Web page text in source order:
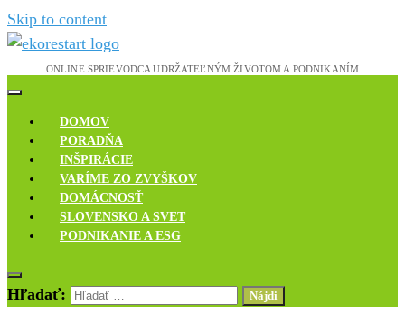
Skip to content
Ekoreštart
Novinky, rozhovory a inšpirácie
DOMOV
PORADŇA
INŠPIRÁCIE
VARÍME ZO ZVYŠKOV
DOMÁCNOSŤ
SLOVENSKO A SVET
PODNIKANIE A ESG
Hľadať: